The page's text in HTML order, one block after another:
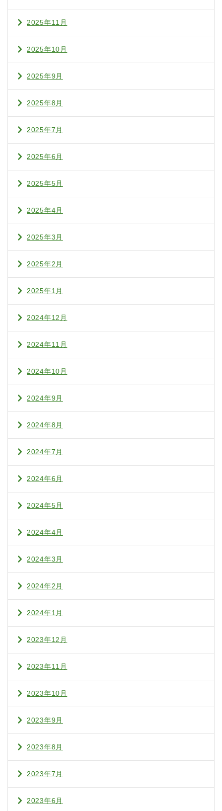
2025年11月
2025年10月
2025年9月
2025年8月
2025年7月
2025年6月
2025年5月
2025年4月
2025年3月
2025年2月
2025年1月
2024年12月
2024年11月
2024年10月
2024年9月
2024年8月
2024年7月
2024年6月
2024年5月
2024年4月
2024年3月
2024年2月
2024年1月
2023年12月
2023年11月
2023年10月
2023年9月
2023年8月
2023年7月
2023年6月